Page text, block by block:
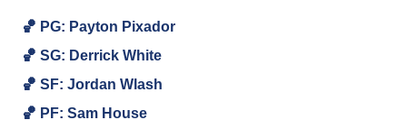
🏀 PG: Payton Pixador
🏀 SG: Derrick White
🏀 SF: Jordan Wlash
🏀 PF: Sam House